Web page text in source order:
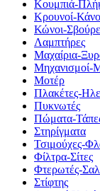
Κουμπιά-
Κρουνοί-
Κώνοι-
Λαμπτήρες
Μαχαίρια-
Μηχανισμοί-
Μοτέρ
Πλακέτες-
Πυκνωτές
Πώματα-
Στηρίγματα
Τσιμούχες-
Φίλτρα-Σίτες
Φτερωτές-
Στίφτης